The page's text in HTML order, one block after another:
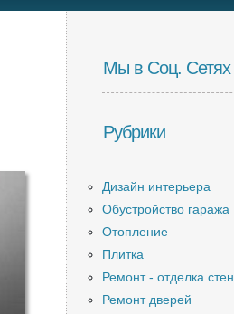
Мы в Соц. Сетях
Рубрики
Дизайн интерьера
Обустройство гаража
Отопление
Плитка
Ремонт - отделка стен
Ремонт дверей